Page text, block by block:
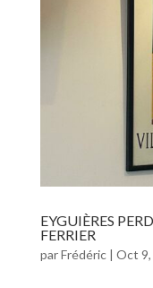
EYGUIÈRES
FERRIER
parFrédéric| Oct 9,